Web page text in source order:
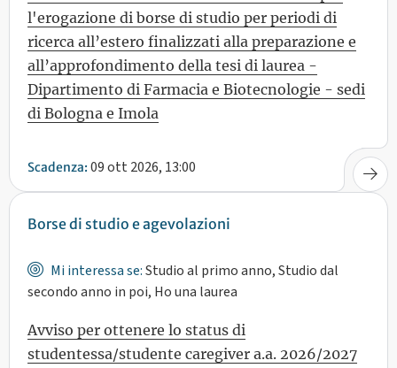
l'erogazione di borse di studio per periodi di
ricerca all’estero finalizzati alla preparazione e
all’approfondimento della tesi di laurea -
Dipartimento di Farmacia e Biotecnologie - sedi
di Bologna e Imola
Scadenza: 09 ott 2026, 13:00
Borse di studio e agevolazioni
Mi interessa se:Studio al primo anno, Studio dal
secondo anno in poi, Ho una laurea
Avviso per ottenere lo status di
studentessa/studente caregiver a.a. 2026/2027